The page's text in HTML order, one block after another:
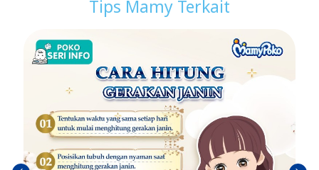
Tips Mamy Terkait